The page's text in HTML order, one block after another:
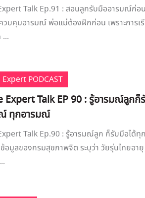
Talk Ep.91 : สอนลูกรับมืออารมณ์ก่อน
บคุมอารมณ์ พ่อแม่ต้องฝึกก่อน เพราะการเ
PODCAST
Expert Talk EP 90 : รู้อารมณ์ลูกก็
ทุกอารมณ์
Talk Ep.90 : รู้อารมณ์ลูก ก็รับมือได้
อมูลของกรมสุขภาพจิต ระบุว่า วัยรุ่นไทยอา